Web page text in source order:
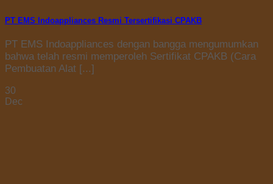
PT EMS Indoappliances Resmi Tersertifikasi CPAKB
PT EMS Indoappliances dengan bangga mengumumkan
bahwa telah resmi memperoleh Sertifikat CPAKB (Cara
Pembuatan Alat [...]
30
Dec